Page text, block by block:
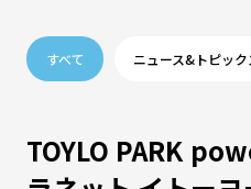
すべて ニュース&トピック
TOYLO PARK